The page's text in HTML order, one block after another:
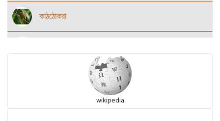
কাঠঠোকরা
কাস্তেচরা - চামচঠুটি
wikipedia